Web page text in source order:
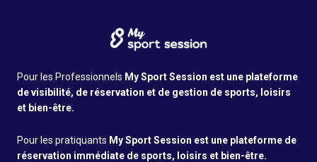
Pour les Professionnels My Sport Session est une plateforme
de visibilité, de réservation et de gestion de sports, loisirs
et bien-être.
Pour les pratiquants My Sport Session est une plateforme de
réservation immédiate de sports, loisirs et bien-être.